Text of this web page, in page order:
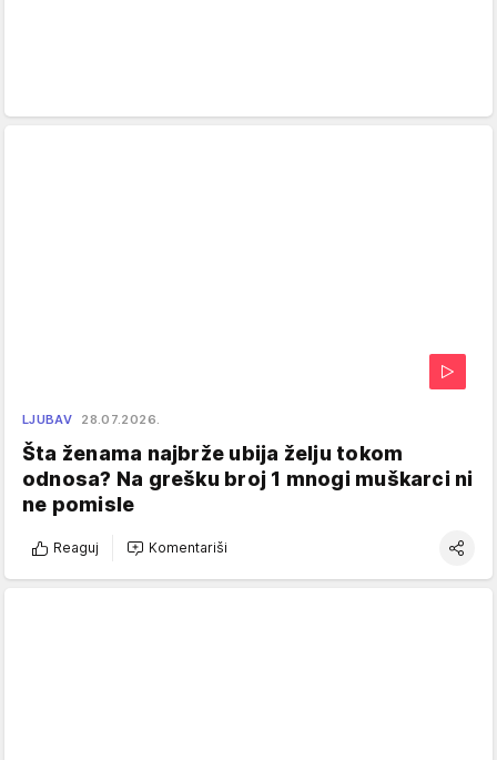
LJUBAV 28.07.2026.
Šta ženama najbrže ubija želju tokom
odnosa? Na grešku broj 1 mnogi muškarci ni
ne pomisle
Reaguj Komentariši